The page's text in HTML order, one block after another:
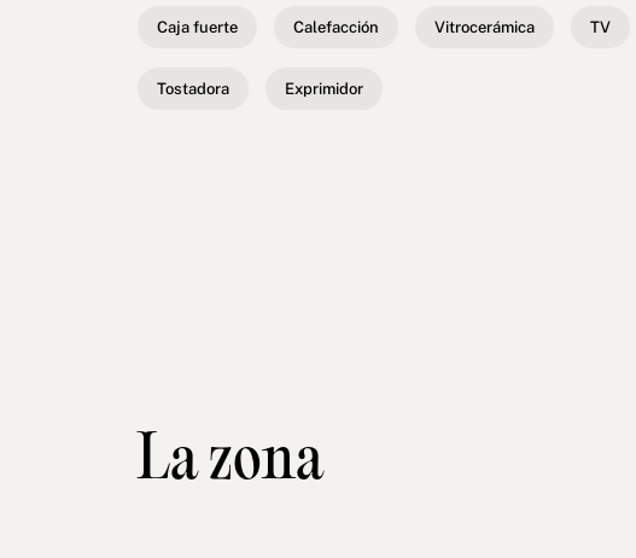
Caja fuerte Calefacción Vitrocerámica TV
Tostadora Exprimidor
La zona